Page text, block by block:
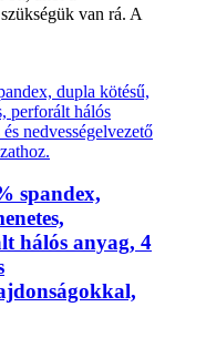
van rá. A
spandex,
hálós anyag, 4